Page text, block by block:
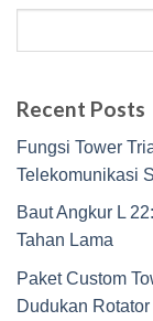
Recent Posts
Fungsi Tower
Telekomunikasi
Baut Angkur L
Tahan Lama
Paket Custom
Dudukan Rotator